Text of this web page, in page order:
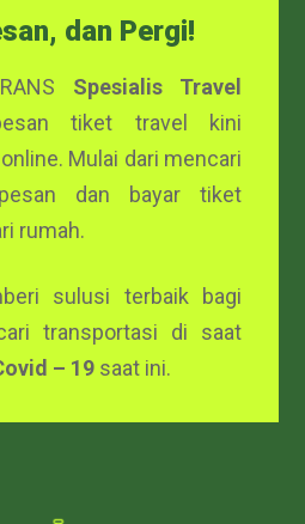
dan Pergi!
Spesialis Travel
tiket travel kini
Mulai dari mencari
dan bayar tiket
rumah.
sulusi terbaik bagi
transportasi di saat
– 19 saat ini.